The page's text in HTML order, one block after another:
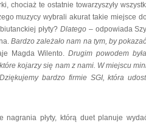
chociaż te ostatnie towarzyszyły
muzycy wybrali akurat takie miejsce
płyty? Dlatego ­ – odpowiada
Bardzo zależało nam na tym, by
Magda Wilento.Drugim powodem
kojarzy się nam z nami. W miejscu
bardzo firmie SGI, która
nagrania płyty, którą duet planuje